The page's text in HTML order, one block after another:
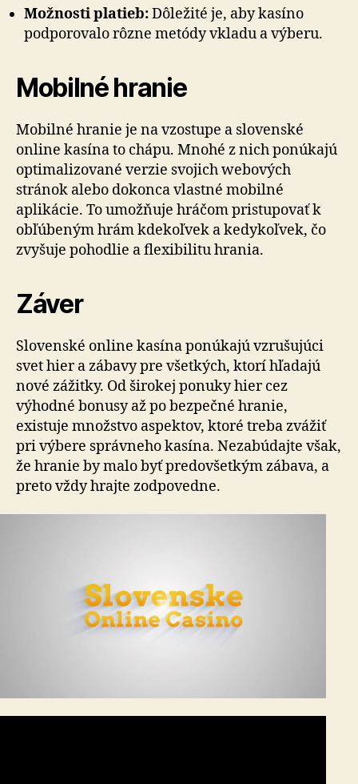
Možnosti platieb:Dôležité je, aby kasíno
podporovalo rôzne metódy vkladu a výberu.
Mobilné hranie
Mobilné hranie je na vzostupe a slovenské
online kasína to chápu. Mnohé z nich ponúkajú
optimalizované verzie svojich webových
stránok alebo dokonca vlastné mobilné
aplikácie. To umožňuje hráčom pristupovať k
obľúbeným hrám kdekoľvek a kedykoľvek, čo
zvyšuje pohodlie a flexibilitu hrania.
Záver
Slovenské online kasína ponúkajú vzrušujúci
svet hier a zábavy pre všetkých, ktorí hľadajú
nové zážitky. Od širokej ponuky hier cez
výhodné bonusy až po bezpečné hranie,
existuje množstvo aspektov, ktoré treba zvážiť
pri výbere správneho kasína. Nezabúdajte však,
že hranie by malo byť predovšetkým zábava, a
preto vždy hrajte zodpovedne.